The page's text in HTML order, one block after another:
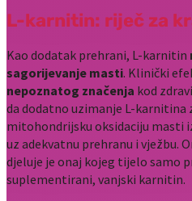
L-karnitin: riječ za
Kao dodatak prehrani, L-karnitin
sagorijevanje masti. Klinički
nepoznatog značenja kod
da dodatno uzimanje L-karnitina
mitohondrijsku oksidaciju masti
uz adekvatnu prehranu i vježbu.
djeluje je onaj kojeg tijelo samo
suplementirani, vanjski karnitin.